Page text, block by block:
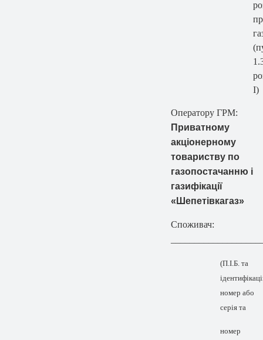
І)
Оператору ГРМ:
Приватному
акціонерному
товариству по
газопостачанню і
газифікації
«Шепетівкагаз»
Споживач:
(П.І.Б. та
номер або
серія та
номер